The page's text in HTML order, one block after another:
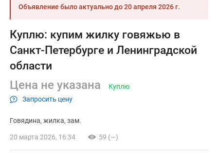
Объявление было актуально до20 апреля 2026 г.
Куплю: купим жилку говяжью в
Санкт-Петербурге и Ленинградской
области
Цена не указана
Запросить цену
Куплю
Говядина жилка зам.
20 марта 2026, 16:34 59 (—)